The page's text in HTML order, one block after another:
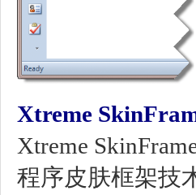
Xtreme
Xtreme
程序皮肤框架技